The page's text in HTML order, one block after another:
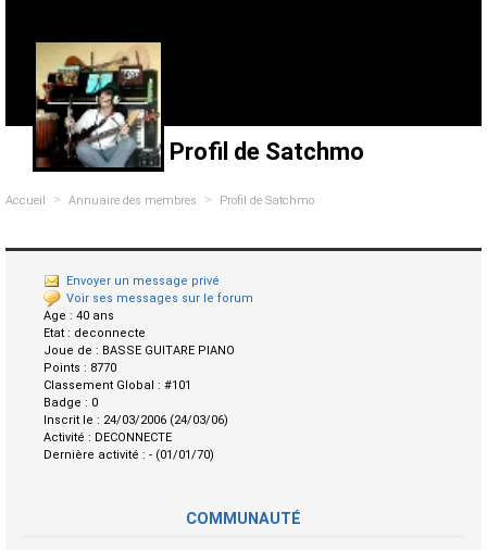
Profil de Satchmo
Accueil > Annuaire des membres > Profil de Satchmo
Envoyer un message privé
Voir ses messages sur le forum
Age : 40 ans
Etat : deconnecte
Joue de : BASSE GUITARE PIANO
Points : 8770
Classement Global : #101
Badge : 0
Inscrit le : 24/03/2006 (24/03/06)
Activité : DECONNECTE
Dernière activité : - (01/01/70)
COMMUNAUTÉ